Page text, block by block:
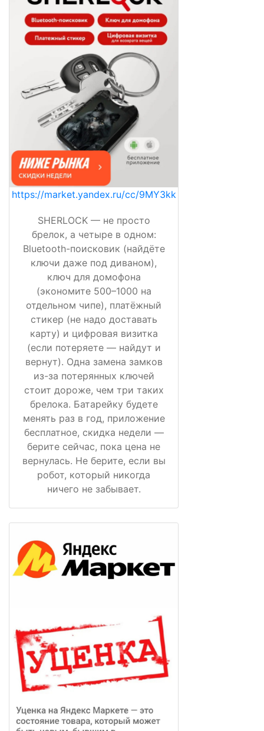
https://market.yandex.ru/cc/9MY3kk
SHERLOCK — не просто
брелок, а четыре в одном:
Bluetooth-поисковик (найдёте
ключи даже под диваном),
ключ для домофона
(экономите 500–1000 на
отдельном чипе), платёжный
стикер (не надо доставать
карту) и цифровая визитка
(если потеряете — найдут и
вернут). Одна замена замков
из-за потерянных ключей
стоит дороже, чем три таких
брелока. Батарейку будете
менять раз в год, приложение
бесплатное, скидка недели —
берите сейчас, пока цена не
вернулась. Не берите, если вы
робот, который никогда
ничего не забывает.